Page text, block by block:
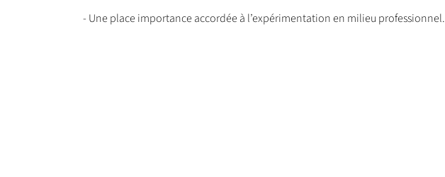
- Une place importance accordée à l’expérimentation en milieu professionnel.